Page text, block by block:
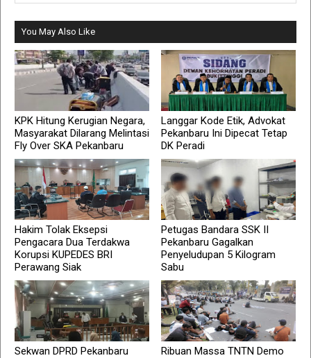
You May Also Like
KPK Hitung Kerugian Negara,
Masyarakat Dilarang Melintasi
Fly Over SKA Pekanbaru
Langgar Kode Etik, Advokat
Pekanbaru Ini Dipecat Tetap
DK Peradi
Hakim Tolak Eksepsi
Pengacara Dua Terdakwa
Korupsi KUPEDES BRI
Perawang Siak
Petugas Bandara SSK II
Pekanbaru Gagalkan
Penyeludupan 5 Kilogram
Sabu
Sekwan DPRD Pekanbaru
Ribuan Massa TNTN Demo